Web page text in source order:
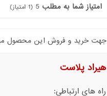
امتیاز شما به مطلب 5
(
1 امتیاز)
جهت خرید و فروش این محصول
هیراد پلاست
راه های ارتباطی: